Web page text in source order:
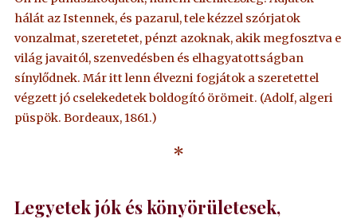
hálát az Istennek, és pazarul, tele kézzel szórjatok
vonzalmat, szeretetet, pénzt azoknak, akik megfosztva e
világ javaitól, szenvedésben és elhagyatottságban
sínylődnek. Már itt lenn élvezni fogjátok a szeretettel
végzett jó cselekedetek boldogító örömeit. (Adolf, algeri
püspök. Bordeaux, 1861.)
*
Legyetek jók és könyörületesek,